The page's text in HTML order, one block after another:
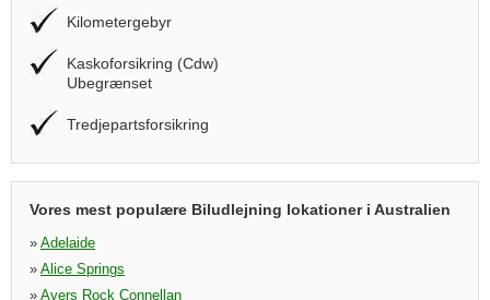
Kilometergebyr
Kaskoforsikring (Cdw)
Ubegrænset
Tredjepartsforsikring
Vores mest populære Biludlejning lokationer i Australien
» Adelaide
» Alice Springs
» Ayers Rock Connellan